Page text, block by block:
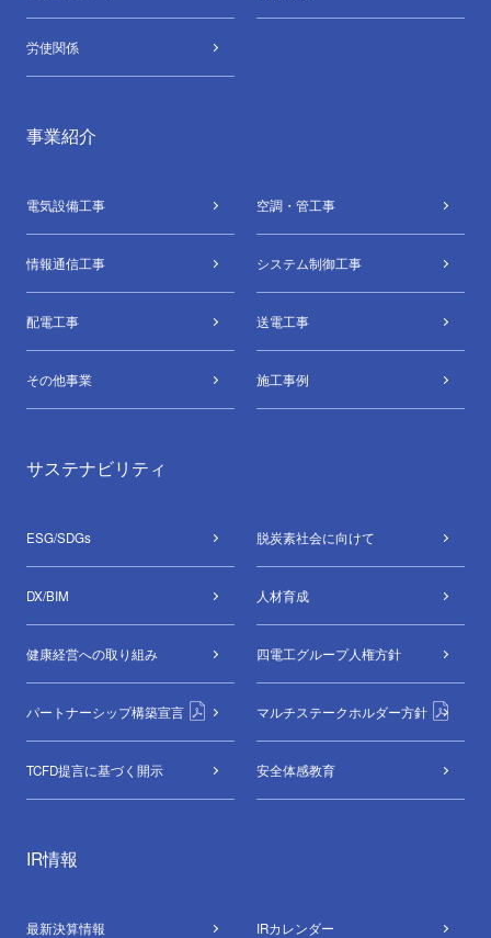
労使関係
事業紹介
電気設備⼯事 空調・管⼯事
情報通信⼯事 システム制御⼯事
配電⼯事 送電⼯事
その他事業 施工事例
サステナビリティ
ESG/SDGs 脱炭素社会に向けて
DX/BIM ⼈材育成
健康経営への取り組み 四電工グループ人権方針
パートナーシップ構築宣言 マルチステークホルダー方針
TCFD提言に基づく開示 安全体感教育
IR情報
最新決算情報 IRカレンダー